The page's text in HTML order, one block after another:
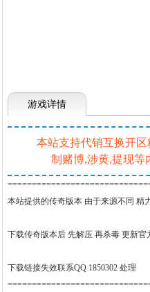
游戏详情
本站支持代销互换开
制赌博,涉黄,提现等
本站提供的传奇版本 由于来源不同 精
下载传奇版本后 先解压 再杀毒 更新
下载链接失效联系QQ 1850302 处理